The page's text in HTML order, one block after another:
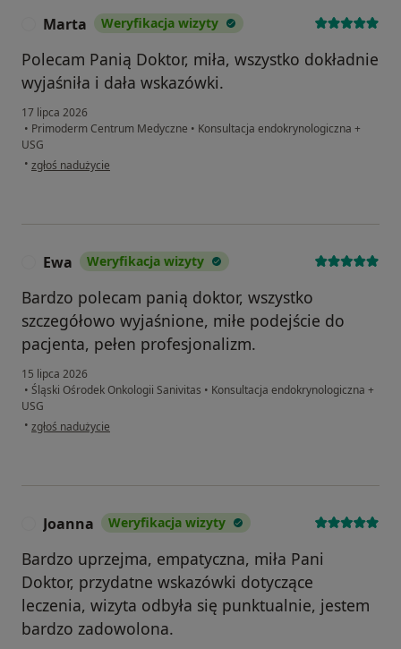
Marta Weryfikacja wizyty
Polecam Panią Doktor, miła, wszystko dokładnie
wyjaśniła i dała wskazówki.
17 lipca 2026
• Primoderm Centrum Medyczne • Konsultacja endokrynologiczna +
USG
• w opinii użytkownika Marta
zgłoś nadużycie
Ewa Weryfikacja wizyty
Bardzo polecam panią doktor, wszystko
szczegółowo wyjaśnione, miłe podejście do
pacjenta, pełen profesjonalizm.
15 lipca 2026
• Śląski Ośrodek Onkologii Sanivitas • Konsultacja endokrynologiczna +
USG
• w opinii użytkownika Ewa
zgłoś nadużycie
Joanna Weryfikacja wizyty
Bardzo uprzejma, empatyczna, miła Pani
Doktor, przydatne wskazówki dotyczące
leczenia, wizyta odbyła się punktualnie, jestem
bardzo zadowolona.